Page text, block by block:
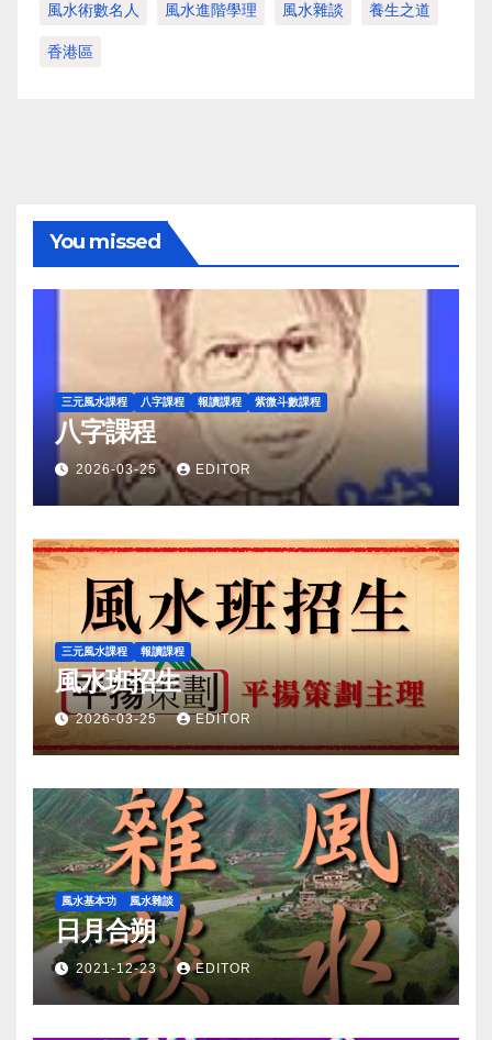
風水術數名人 風水進階學理 風水雜談 養生之道
香港區
You missed
三元風水課程 八字課程 報讀課程 紫微斗數課程
八字課程
2026-03-25 EDITOR
三元風水課程 報讀課程
風水班招生
2026-03-25 EDITOR
風水基本功 風水雜談
日月合朔
2021-12-23 EDITOR